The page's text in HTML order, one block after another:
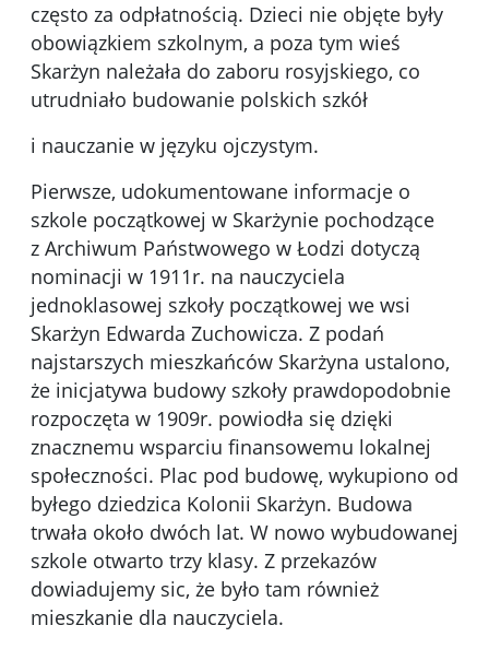
często za odpłatnością. Dzieci nie objęte były
obowiązkiem szkolnym, a poza tym wieś
Skarżyn należała do zaboru rosyjskiego, co
utrudniało budo­wanie polskich szkół
i nauczanie w języku ojczystym.
Pierwsze, udokumentowane informacje o
szkole początkowej w Skarżynie pochodzące
z Archiwum Państwowego w Łodzi dotyczą
nominacji w 1911r. na nauczyciela
jednoklasowej szkoły początkowej we wsi
Skarżyn Edwarda Zuchowicza. Z podań
najstarszych mieszkańców Skarżyna ustalono,
że inicjatywa budowy szkoły prawdopodobnie
rozpoczęta w 1909r. powiodła się dzięki
znacznemu wsparciu finansowemu lokalnej
społeczności. Plac pod budowę, wykupiono od
byłego dziedzica Kolonii Skarżyn. Budowa
trwała około dwóch lat. W nowo wybudowanej
szkole otwarto trzy klasy. Z przekazów
dowiadujemy sic, że było tam również
mieszkanie dla nauczyciela.